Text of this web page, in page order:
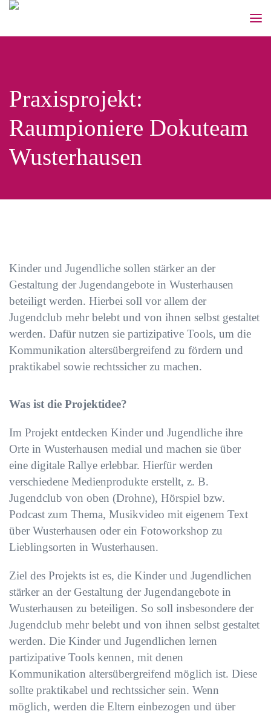
Praxisprojekt:
Raumpioniere Dokuteam
Wusterhausen
Kinder und Jugendliche sollen stärker an der
Gestaltung der Jugendangebote in Wusterhausen
beteiligt werden. Hierbei soll vor allem der
Jugendclub mehr belebt und von ihnen selbst gestaltet
werden. Dafür nutzen sie partizipative Tools, um die
Kommunikation altersübergreifend zu fördern und
praktikabel sowie rechtssicher zu machen.
Was ist die Projektidee?
Im Projekt entdecken Kinder und Jugendliche ihre
Orte in Wusterhausen medial und machen sie über
eine digitale Rallye erlebbar. Hierfür werden
verschiedene Medienprodukte erstellt, z. B.
Jugendclub von oben (Drohne), Hörspiel bzw.
Podcast zum Thema, Musikvideo mit eigenem Text
über Wusterhausen oder ein Fotoworkshop zu
Lieblingsorten in Wusterhausen.
Ziel des Projekts ist es, die Kinder und Jugendlichen
stärker an der Gestaltung der Jugendangebote in
Wusterhausen zu beteiligen. So soll insbesondere der
Jugendclub mehr belebt und von ihnen selbst gestaltet
werden. Die Kinder und Jugendlichen lernen
partizipative Tools kennen, mit denen
Kommunikation altersübergreifend möglich ist. Diese
sollte praktikabel und rechtssicher sein. Wenn
möglich, werden die Eltern einbezogen und über